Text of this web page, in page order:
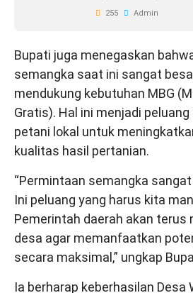
255 Admin
Bupati juga menegaskan
semangka saat ini sangat
mendukung kebutuhan MBG
Gratis). Hal ini menjadi
petani lokal untuk
kualitas hasil pertanian.
“Permintaan semangka
Ini peluang yang harus kita
Pemerintah daerah akan terus
desa agar memanfaatkan
secara maksimal,” ungkap
Ia berharap keberhasilan Desa